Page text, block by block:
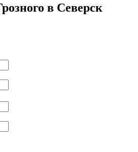
в Северск